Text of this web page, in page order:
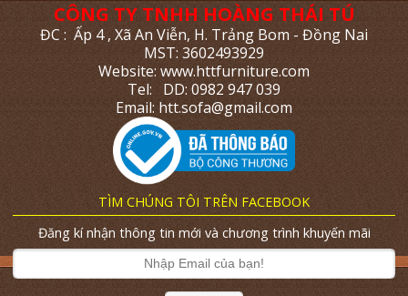
CÔNG TY TNHH HOÀNG THÁI TÚ
ĐC : Ấp 4 , Xã An Viễn, H. Trảng Bom - Đồng Nai
MST: 3602493929
Website: www.httfurniture.com
Tel: DD: 0982 947 039
Email: htt.sofa@gmail.com
TÌM CHÚNG TÔI TRÊN FACEBOOK
Đăng kí nhận thông tin mới và chương trình khuyến mãi